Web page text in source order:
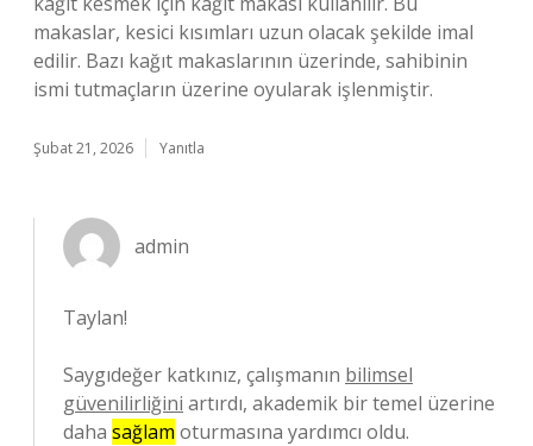
makaslar, kesici kısımları uzun olacak şekilde imal
edilir. Bazı kağıt makaslarının üzerinde, sahibinin
ismi tutmaçların üzerine oyularak işlenmiştir.
Şubat 21, 2026 Yanıtla
admin
Taylan!
Saygıdeğer katkınız, çalışmanın bilimsel
güvenilirliğini artırdı, akademik bir temel üzerine
daha sağlam oturmasına yardımcı oldu.